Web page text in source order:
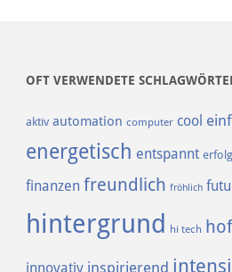
OFT VERWENDETE
aktiv automation computer cool
energetisch entspannt
finanzen freundlich fröhlich
hintergrund hi tech
innovativ inspirierend